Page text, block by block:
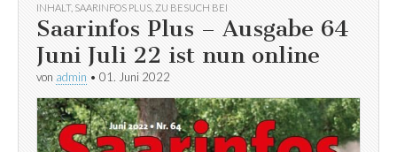
INHALT, SAARINFOS PLUS ZU BESUCH BEI
Saarinfos Plus – Ausgabe 64
Juni Juli 22 ist nun online
von admin • 01. Juni 2022